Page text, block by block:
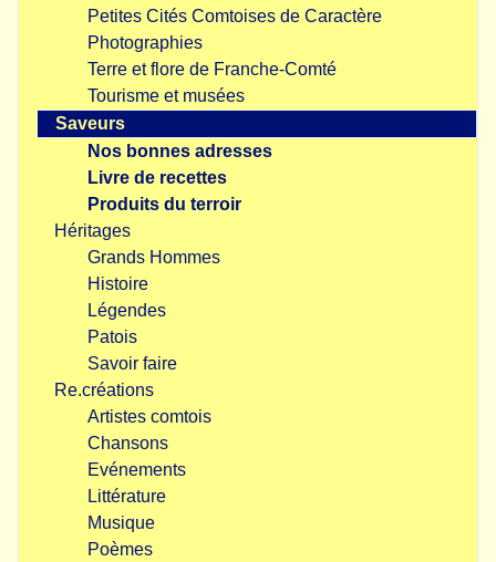
Petites Cités Comtoises de Caractère
Photographies
Terre et flore de Franche-Comté
Tourisme et musées
Saveurs
Nos bonnes adresses
Livre de recettes
Produits du terroir
Héritages
Grands Hommes
Histoire
Légendes
Patois
Savoir faire
Re.créations
Artistes comtois
Chansons
Evénements
Littérature
Musique
Poèmes